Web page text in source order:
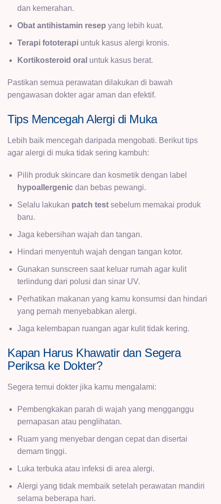
dan kemerahan.
Obat antihistamin resep yang lebih kuat.
Terapi fototerapi untuk kasus alergi kronis.
Kortikosteroid oral untuk kasus berat.
Pastikan semua perawatan dilakukan di bawah
pengawasan dokter agar aman dan efektif.
Tips Mencegah Alergi di Muka
Lebih baik mencegah daripada mengobati. Berikut tips
agar alergi di muka tidak sering kambuh:
Pilih produk skincare dan kosmetik dengan label
hypoallergenic dan bebas pewangi.
Selalu lakukan patch test sebelum memakai produk
baru.
Jaga kebersihan wajah dan tangan.
Hindari menyentuh wajah dengan tangan kotor.
Gunakan sunscreen saat keluar rumah agar kulit
terlindung dari polusi dan sinar UV.
Perhatikan makanan yang kamu konsumsi dan hindari
yang pernah menyebabkan alergi.
Jaga kelembapan ruangan agar kulit tidak kering.
Kapan Harus Khawatir dan Segera
Periksa ke Dokter?
Segera temui dokter jika kamu mengalami:
Pembengkakan parah di wajah yang mengganggu
pernapasan atau penglihatan.
Ruam yang menyebar dengan cepat dan disertai
demam tinggi.
Luka terbuka atau infeksi di area alergi.
Alergi yang tidak membaik setelah perawatan mandiri
selama beberapa hari.